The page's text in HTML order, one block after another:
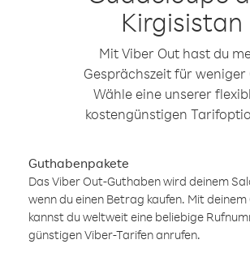
Kirgisistan
Mit Viber Out hast du
Gesprächszeit für weniger
Wähle eine unserer
kostengünstigen
Guthabenpakete
Das Viber Out-Guthaben wird deinem
wenn du einen Betrag kaufen. Mit
kannst du weltweit eine beliebige
günstigen Viber-Tarifen anrufen.